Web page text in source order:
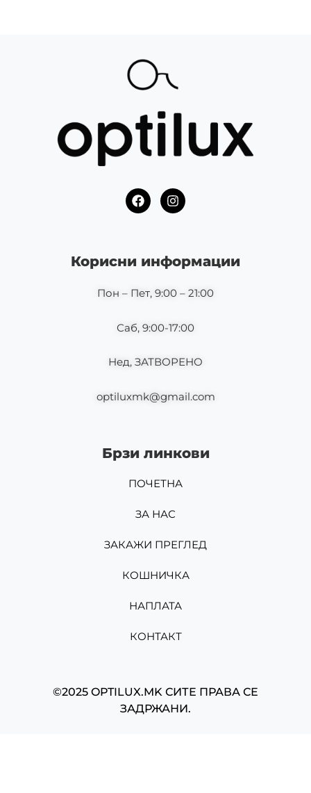
F
a
o
o
I
n
g
r
m
Корисни информации
Пон – Пет, 9:00 – 21:00
Саб, 9:00-17:00
Нед, ЗАТВОРЕНО
optiluxmk@gmail.com
Брзи линкови
ПОЧЕТНА
ЗА НАС
ЗАКАЖИ ПРЕГЛЕД
КОШНИЧКА
НАПЛАТА
КОНТАКТ
©2025 OPTILUX.MK СИТЕ ПРАВА СЕ
ЗАДРЖАНИ.